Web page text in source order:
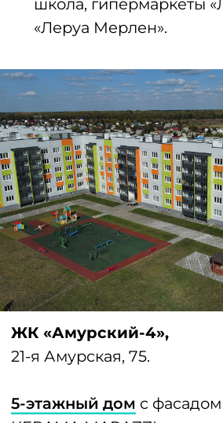
Группа компаний
Омск, ул. Герцена, 29;
тел.:(3812) 25-25-32,(3812) 25-35-55;
«Вконтакте».
Перейти на сайт
Другие идеи